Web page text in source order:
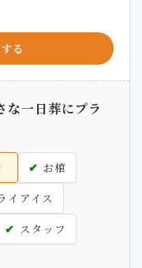
る
な一日葬にプラ
お棺
イアイス
スタッフ